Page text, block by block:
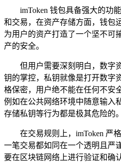
imToken 钱包具备强大的功
和交易，在资产存储方面，钱包
为用户的资产打造了一个坚不可
产的安全。
但用户需要深刻明白，数字
钥的掌控，私钥就像是打开数字
格保密，用户绝不能在任何不安
例如在公共网络环境中随意输入
存储私钥等行为都是极其危险的。
在交易规则上，imToken 严
一笔交易都如同在一个透明且严
要在区块链网络上进行验证和确